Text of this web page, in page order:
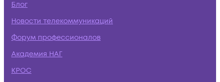
Блог
Новости телекоммуникаций
Форум профессионалов
Академия НАГ
КРОС